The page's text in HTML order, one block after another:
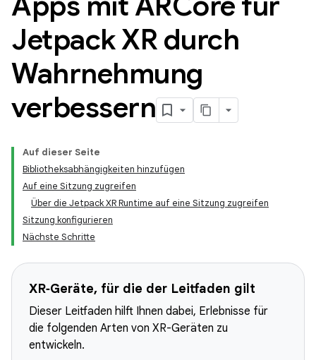
Jetpack XR durch
Wahrnehmung
verbessern
Auf dieser Seite
Bibliotheksabhängigkeiten hinzufügen
Auf eine Sitzung zugreifen
Über die Jetpack XR Runtime auf eine Sitzung zugreifen
Sitzung konfigurieren
Nächste Schritte
XR‑Geräte, für die der Leitfaden gilt
Dieser Leitfaden hilft Ihnen dabei, Erlebnisse für
die folgenden Arten von XR-Geräten zu
entwickeln.